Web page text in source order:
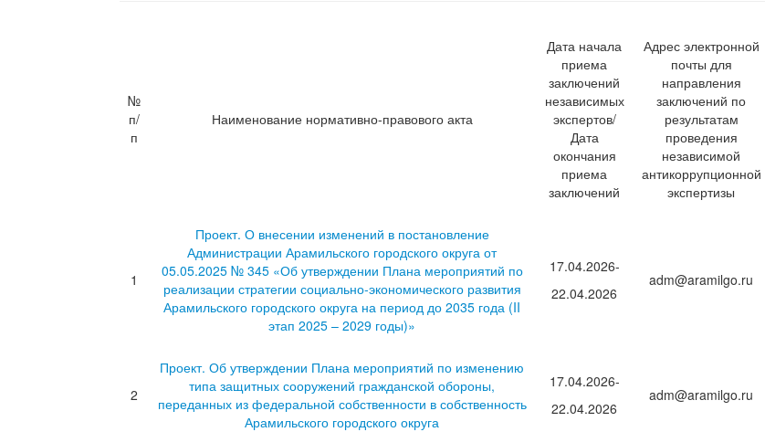
№
п/
п
Наименование нормативно-правового акта
Дата начала
приема
заключений
независимых
экспертов/
Дата
окончания
приема
заключений
Адрес электронной
почты для
направления
заключений по
результатам
проведения
независимой
антикоррупционной
экспертизы
1
Проект. О внесении изменений в постановление
Администрации Арамильского городского округа от
05.05.2025 № 345 «Об утверждении Плана мероприятий по
реализации стратегии социально-экономического развития
Арамильского городского округа на период до 2035 года (II
этап 2025 – 2029 годы)»
17.04.2026-
22.04.2026
adm@aramilgo.ru
2
Проект. Об утверждении Плана мероприятий по изменению
типа защитных сооружений гражданской обороны,
переданных из федеральной собственности в собственность
Арамильского городского округа
17.04.2026-
22.04.2026
adm@aramilgo.ru